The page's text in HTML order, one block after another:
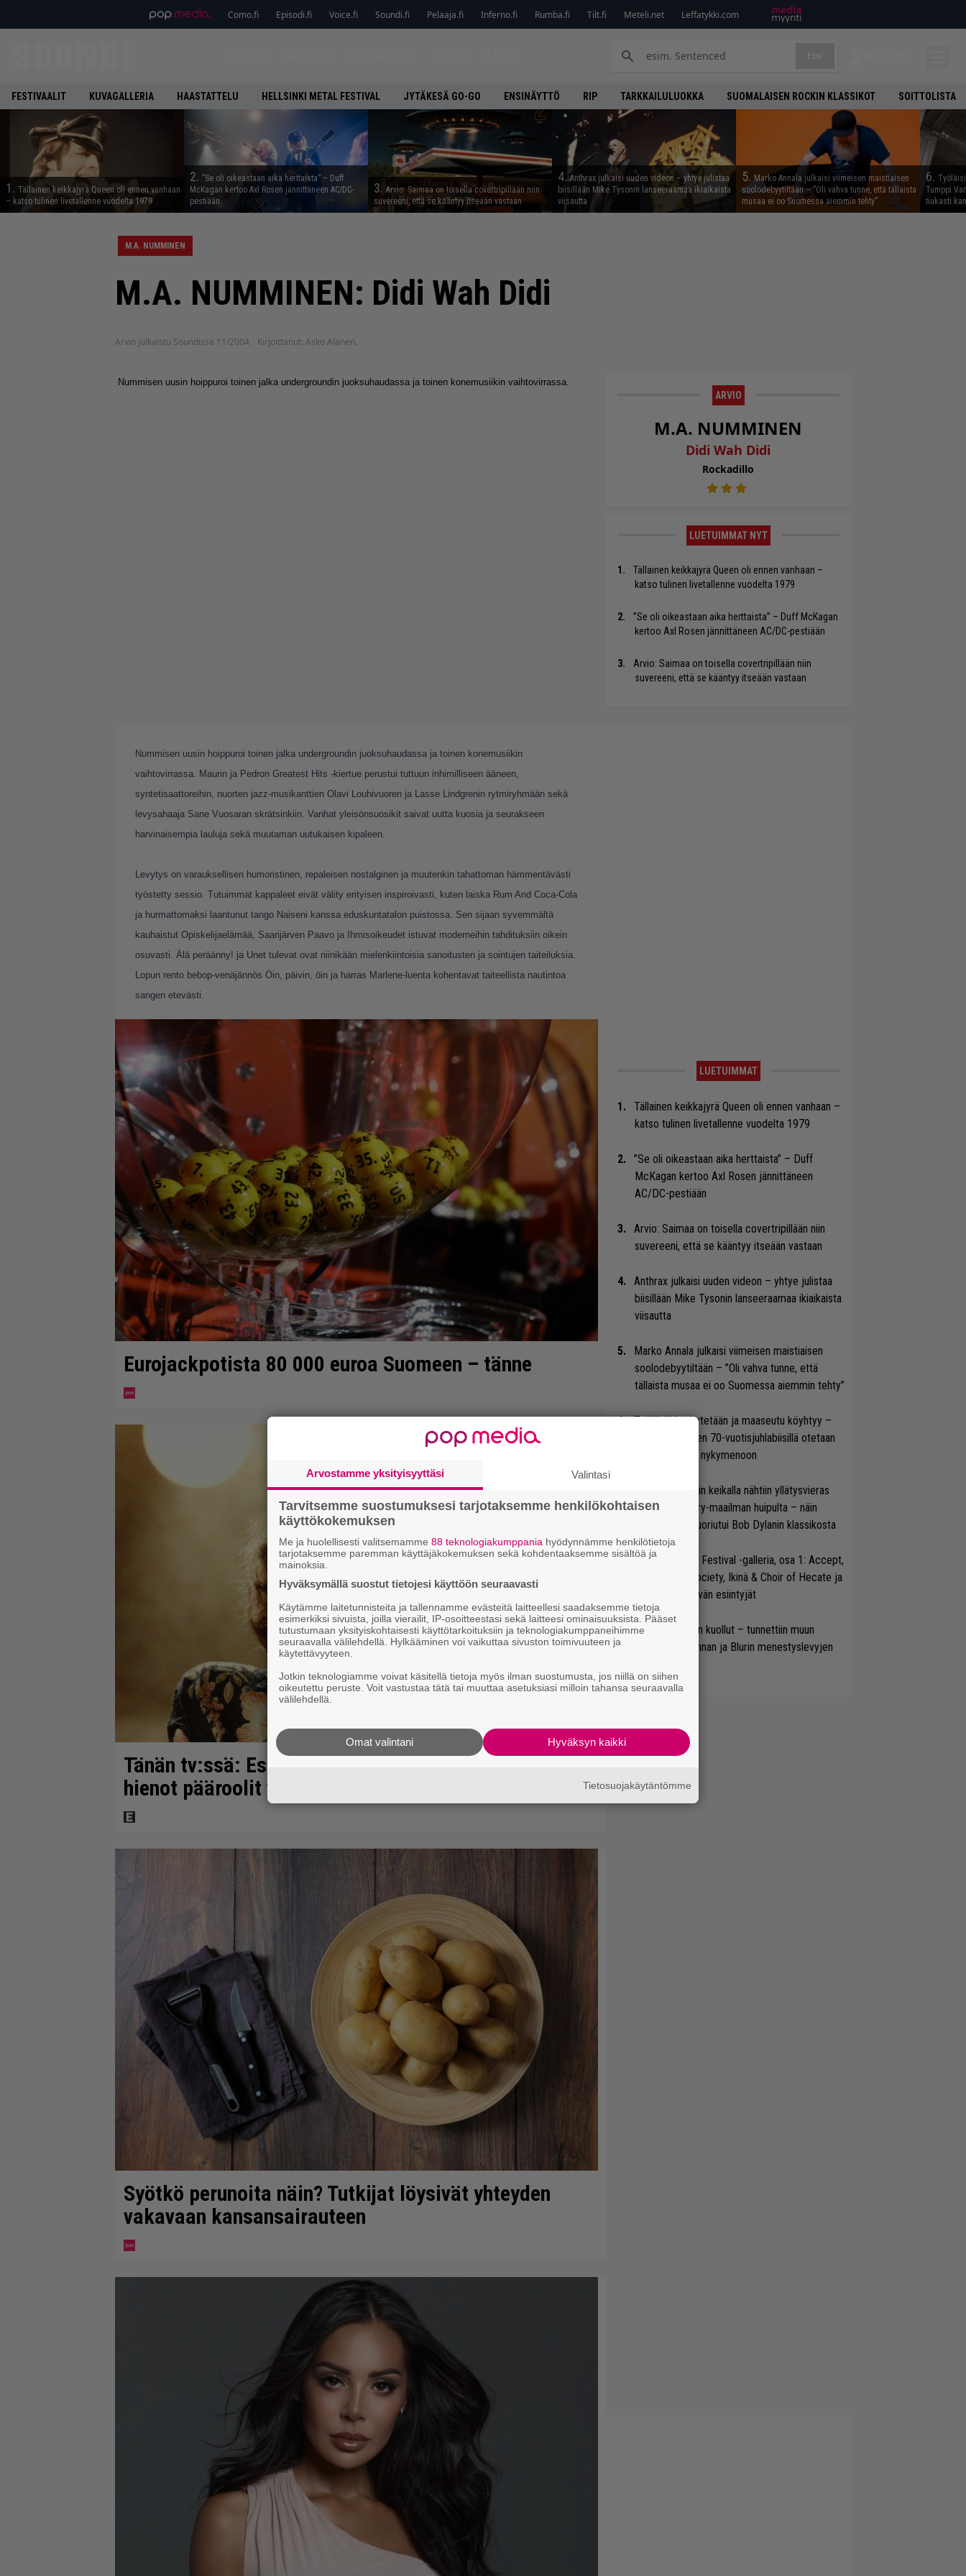
Como.fi Episodi.fi Voice.fi Soundi.fi Pelaaja.fi Inferno.fi Rumba.fi Tilt.fi Meteli.net Leffatykki.com
FESTIVAALIT KUVAGALLERIA HAASTATTELU HELLSINKI METAL FESTIVAL JYTÄKESÄ GO-GO ENSINÄYTTÖ RIP TARKKAILULUOKKA SUOMALAISEN ROCKIN KLASSIKOT SOITTOLISTA
1. Tällainen keikkajyrä Queen oli ennen vanhaan
– katso tulinen livetallenne vuodelta 1979
2. ”Se oli oikeastaan aika herttaista” – Duff
McKagan kertoo Axl Rosen jännittäneen AC/DC-
pestiään
3. Arvio: Saimaa on toisella covertripillään niin
suvereeni, että se kääntyy itseään vastaan
4.Anthrax julkaisi uuden videon – yhtye julistaa
biisillään Mike Tysonin lanseeraamaa ikiaikaista
viisautta
5. Marko Annala julkaisi viimeisen maistiaisen
soolodebyytiltään – ”Oli vahva tunne, että tällaista
musaa ei oo Suomessa aiemmin tehty”
6.
Tumppi
tiukasti
M.A. NUMMINEN
M.A. NUMMINEN: Didi Wah Didi
Arvio julkaistu Soundissa 11/2004. Kirjoittanut: Asko Alanen.
Nummisen uusin hoippuroi toinen jalka undergroundin juoksuhaudassa ja toinen konemusiikin vaihtovirrassa.
ARVIO
M.A. NUMMINEN
Didi Wah Didi
Rockadillo
LUETUIMMAT NYT
Tällainen keikkajyrä Queen oli ennen vanhaan –
katso tulinen livetallenne vuodelta 1979
”Se oli oikeastaan aika herttaista” – Duff McKagan
kertoo Axl Rosen jännittäneen AC/DC-pestiään
Arvio: Saimaa on toisella covertripillään niin
suvereeni, että se kääntyy itseään vastaan
Nummisen uusin hoippuroi toinen jalka undergroundin juoksuhaudassa ja toinen konemusiikin
vaihtovirrassa. Maurin ja Pedron Greatest Hits -kiertue perustui tuttuun inhimilliseen ääneen,
syntetisaattoreihin, nuorten jazz-musikanttien Olavi Louhivuoren ja Lasse Lindgrenin rytmiryhmään sekä
levysahaaja Sane Vuosaran skrätsinkiin. Vanhat yleisönsuosikit saivat uutta kuosia ja seurakseen
harvinaisempia lauluja sekä muutaman uutukaisen kipaleen.
Levytys on varauksellisen humoristinen, repaleisen nostalginen ja muutenkin tahattoman hämmentävästi
työstetty sessio. Tutuimmat kappaleet eivät välity erityisen inspiroivasti, kuten laiska Rum And Coca-Cola
ja hurmattomaksi laantunut tango Naiseni kanssa eduskuntatalon puistossa. Sen sijaan syvemmältä
kauhaistut Opiskelijaelämää, Saarijärven Paavo ja Ihmisoikeudet istuvat moderneihin tahdituksiin oikein
osuvasti. Älä peräänny! ja Unet tulevat ovat niinikään mielenkiintoisia sanoitusten ja sointujen taiteiluksia.
Lopun rento bebop-venäjännös Öin, päivin, öin ja harras Marlene-luenta kohentavat taiteellista nautintoa
sangen etevästi.
Eurojackpotista 80 000 euroa Suomeen – tänne
Tänän tv:ssä: Esko Salminen ja Satu Silvo tekevät
hienot pääroolit vuoden 1984 menestyselokuvassa
Syötkö perunoita näin? Tutkijat löysivät yhteyden
vakavaan kansansairauteen
LUETUIMMAT
Tällainen keikkajyrä Queen oli ennen vanhaan –
katso tulinen livetallenne vuodelta 1979
”Se oli oikeastaan aika herttaista” – Duff
McKagan kertoo Axl Rosen jännittäneen
AC/DC-pestiään
Arvio: Saimaa on toisella covertripillään niin
suvereeni, että se kääntyy itseään vastaan
Anthrax julkaisi uuden videon – yhtye julistaa
biisillään Mike Tysonin lanseeraamaa ikiaikaista
viisautta
Marko Annala julkaisi viimeisen maistiaisen
soolodebyytiltään – ”Oli vahva tunne, että
tällaista musaa ei oo Suomessa aiemmin tehty”
Työläisiä kyykytetään ja maaseutu köyhtyy –
Tumppi Varosen 70-vuotisjuhlabiisillä otetaan
tiukasti kantaa nykymenoon
Guns N’ Rosesin keikalla nähtiin yllätysvieras
suoraan country-maailman huipulta – näin
kokoonpano suoriutui Bob Dylanin klassikosta
Hellsinki Metal Festival -galleria, osa 1: Accept,
Black Label Society, Ikinä & Choir of Hecate ja
muut avauspäivän esiintyjät
William Orbit on kuollut – tunnettiin muun
muassa Madonnan ja Blurin menestyslevyjen
Arvostamme yksityisyyttäsi Valintasi
Tarvitsemme suostumuksesi tarjotaksemme henkilökohtaisen
käyttökokemuksen
Me ja huolellisesti valitsemamme 88 teknologiakumppania hyödynnämme henkilötietoja
tarjotaksemme paremman käyttäjäkokemuksen sekä kohdentaaksemme sisältöä ja
mainoksia.
Hyväksymällä suostut tietojesi käyttöön seuraavasti
Käytämme laitetunnisteita ja tallennamme evästeitä laitteellesi saadaksemme tietoja
esimerkiksi sivuista, joilla vierailit, IP-osoitteestasi sekä laitteesi ominaisuuksista. Pääset
tutustumaan yksityiskohtaisesti käyttötarkoituksiin ja teknologiakumppaneihimme
seuraavalla välilehdellä. Hylkääminen voi vaikuttaa sivuston toimivuuteen ja
käytettävyyteen.
Jotkin teknologiamme voivat käsitellä tietoja myös ilman suostumusta, jos niillä on siihen
oikeutettu peruste. Voit vastustaa tätä tai muuttaa asetuksiasi milloin tahansa seuraavalla
välilehdellä.
Hyväksyn kaikki
Omat valintani
Tietosuojakäytäntömme